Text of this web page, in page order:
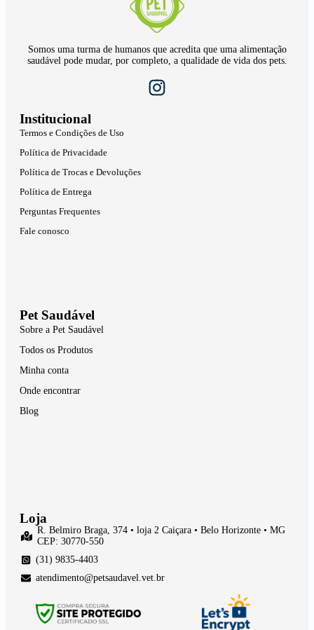
Somos uma turma de humanos que acredita que uma alimentação
saudável pode mudar, por completo, a qualidade de vida dos pets.
Institucional
Termos e Condições de Uso
Política de Privacidade
Política de Trocas e Devoluções
Política de Entrega
Perguntas Frequentes
Fale conosco
Pet Saudável
Sobre a Pet Saudável
Todos os Produtos
Minha conta
Onde encontrar
Blog
Loja
R. Belmiro Braga, 374 • loja 2 Caiçara • Belo Horizonte • MG
CEP: 30770-550
(31) 9835-4403
atendimento@petsaudavel.vet.br